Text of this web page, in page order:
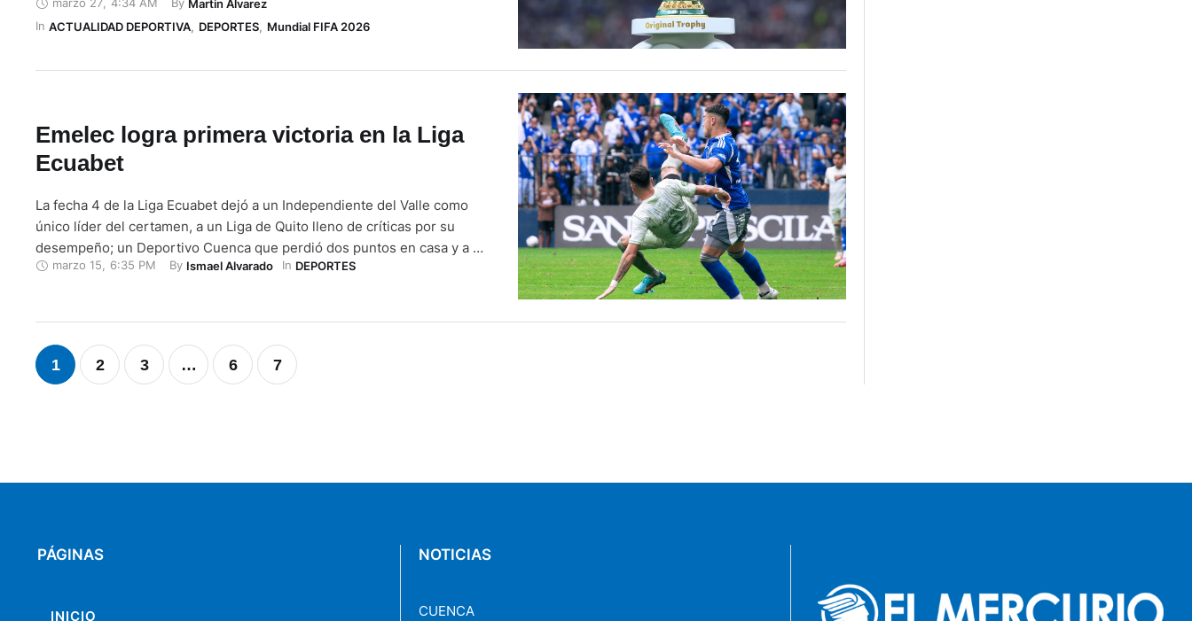
torneo y dar claridad a las federaciones sobre el proceso de selección.
Fechas y números clave De acuerdo con las nuevas …
marzo 27, 4:34 AM By Martin Alvarez
In ACTUALIDAD DEPORTIVA, DEPORTES, Mundial FIFA 2026
Emelec logra primera victoria en la Liga
Ecuabet
La fecha 4 de la Liga Ecuabet dejó a un Independiente del Valle como
único líder del certamen, a un Liga de Quito lleno de críticas por su
desempeño; un Deportivo Cuenca que perdió dos puntos en casa y a un
Emelec que, alcanzó su primera victoria de la temporada. Y justamente,
marzo 15, 6:35 PM By Ismael Alvarado In DEPORTES
1 2 3 … 6 7
PÁGINAS
INICIO
NOTICIAS
CUENCA